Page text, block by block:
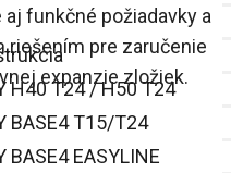
H40 T24 / H50 T24
BASE4 T15/T24
BASE4 EASYLINE
funkčné požiadavky a
riešením pre zaručenie
expanzie zložiek.